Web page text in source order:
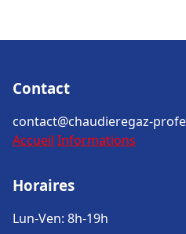
Contact
contact@chaudieregaz-
Accueil Informations
Horaires
Lun-Ven: 8h-19h